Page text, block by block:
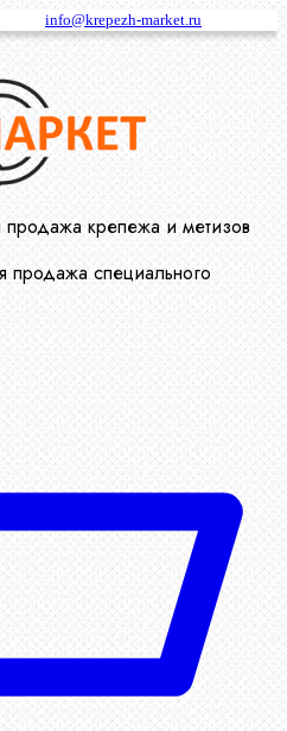
info@krepezh-market.ru
продажа крепежа и метизов
продажа специального